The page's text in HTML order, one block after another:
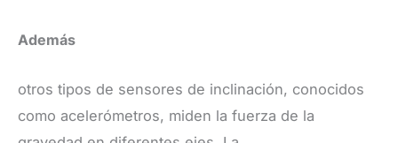
​Además
otros tipos de sensores de inclinación, conocidos
como acelerómetros, miden la fuerza de la